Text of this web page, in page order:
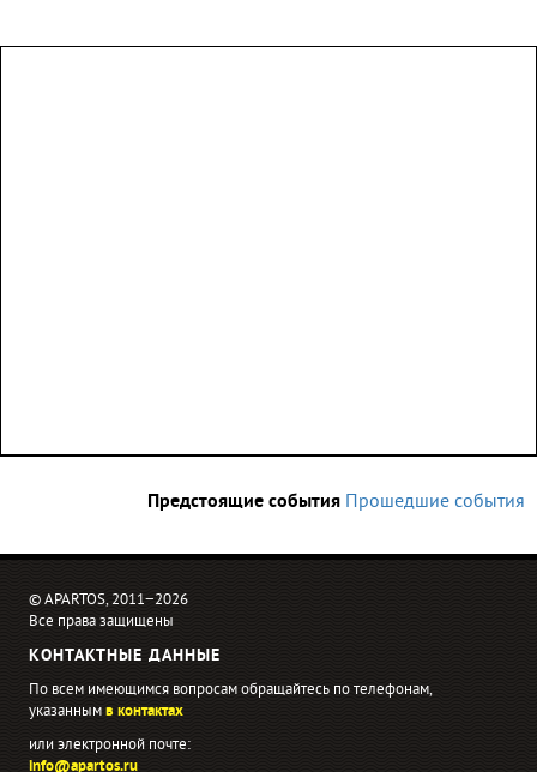
Предстоящие события Прошедшие события
© APARTOS, 2011−2026
Все права защищены
КОНТАКТНЫЕ ДАННЫЕ
По всем имеющимся вопросам обращайтесь по телефонам,
указаннымв контактах
или электронной почте:
info@apartos.ru